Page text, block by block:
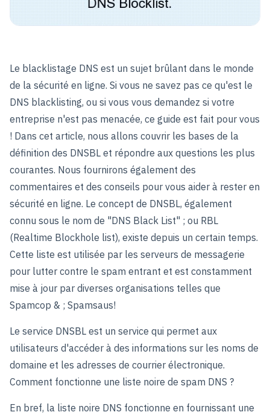
Le blacklistage DNS est un sujet brûlant dans le monde
de la sécurité en ligne. Si vous ne savez pas ce qu'est le
DNS blacklisting, ou si vous vous demandez si votre
entreprise n'est pas menacée, ce guide est fait pour vous
! Dans cet article, nous allons couvrir les bases de la
définition des DNSBL et répondre aux questions les plus
courantes. Nous fournirons également des
commentaires et des conseils pour vous aider à rester en
sécurité en ligne. Le concept de DNSBL, également
connu sous le nom de "DNS Black List" ; ou RBL
(Realtime Blockhole list), existe depuis un certain temps.
Cette liste est utilisée par les serveurs de messagerie
pour lutter contre le spam entrant et est constamment
mise à jour par diverses organisations telles que
Spamcop & ; Spamsaus!
Le service DNSBL est un service qui permet aux
utilisateurs d'accéder à des informations sur les noms de
domaine et les adresses de courrier électronique.
Comment fonctionne une liste noire de spam DNS ?
En bref, la liste noire DNS fonctionne en fournissant une